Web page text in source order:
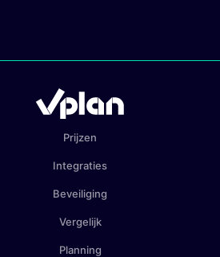
Prijzen
Integraties
Beveiliging
Vergelijk
Planning